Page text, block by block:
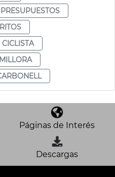
PRESUPUESTOS
CICLISTA
MILLORA
Páginas de Interés
Descargas